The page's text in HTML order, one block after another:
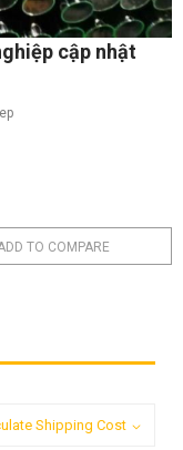
cập nhật
TO COMPARE
Shipping Cost